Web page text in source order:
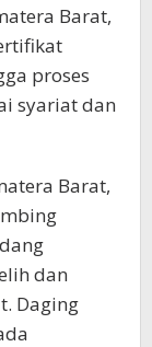
Barat,
proses
syariat dan
Barat,
dan
Daging